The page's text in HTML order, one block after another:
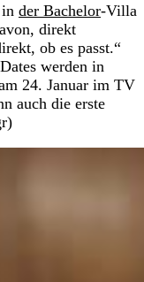
der Bachelor-Villa
direkt
ob es passt.“
werden in
24. Januar im TV
auch die erste